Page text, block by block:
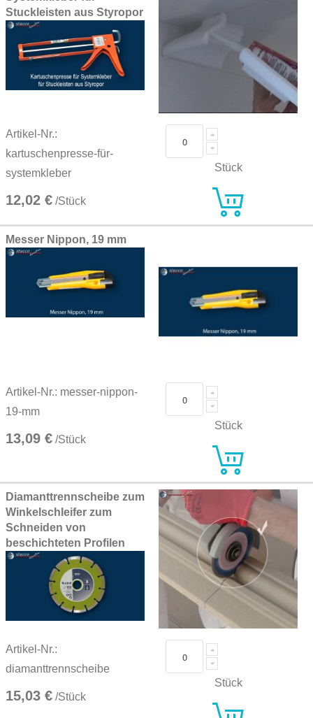
Stuckleisten aus Styropor
Artikel-Nr.:
kartuschenpresse-für-
systemkleber
12,02 € /Stück
Stück
Messer Nippon, 19 mm
Artikel-Nr.: messer-nippon-
19-mm
13,09 € /Stück
Stück
Diamanttrennscheibe zum
Winkelschleifer zum
Schneiden von
beschichteten Profilen
Artikel-Nr.:
diamanttrennscheibe
15,03 € /Stück
Stück